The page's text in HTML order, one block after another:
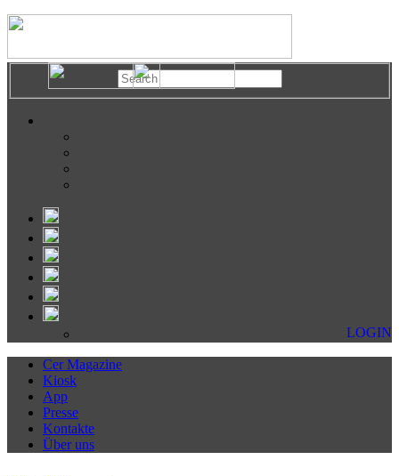
LOGIN
Cer Magazine
Kiosk
App
Presse
Kontakte
Über uns